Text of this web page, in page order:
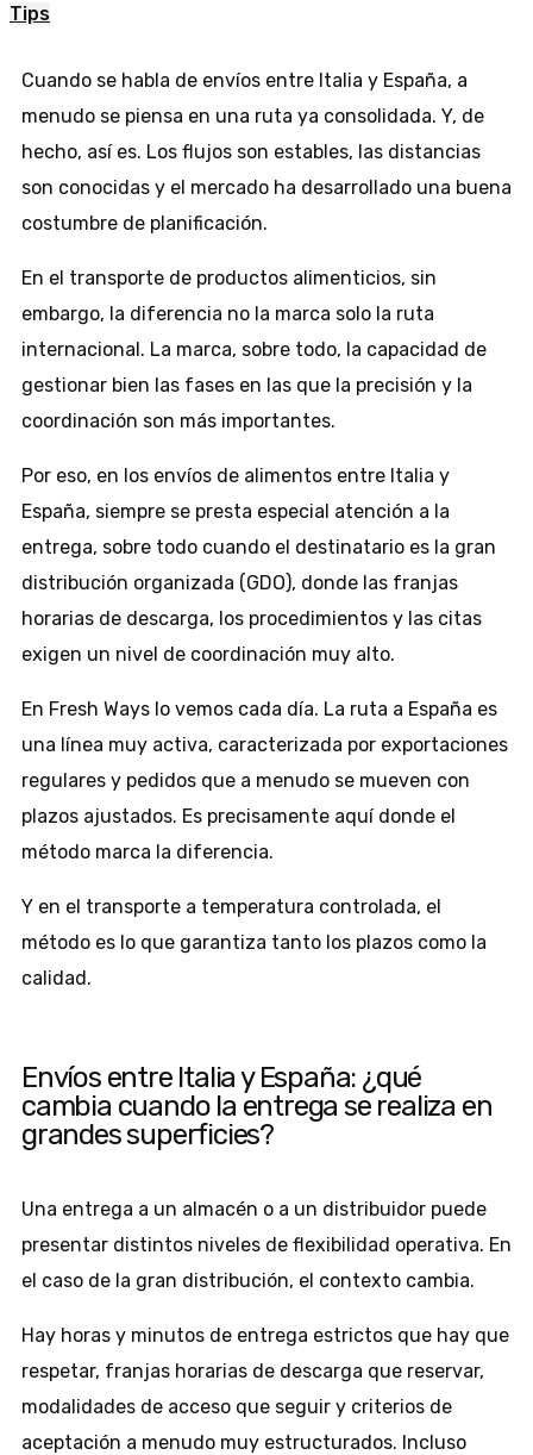
Tips
Cuando se habla de envíos entre Italia y España, a
menudo se piensa en una ruta ya consolidada. Y, de
hecho, así es. Los flujos son estables, las distancias
son conocidas y el mercado ha desarrollado una buena
costumbre de planificación.
En el transporte de productos alimenticios, sin
embargo, la diferencia no la marca solo la ruta
internacional. La marca, sobre todo, la capacidad de
gestionar bien las fases en las que la precisión y la
coordinación son más importantes.
Por eso, en los envíos de alimentos entre Italia y
España, siempre se presta especial atención a la
entrega, sobre todo cuando el destinatario es la gran
distribución organizada (GDO), donde las franjas
horarias de descarga, los procedimientos y las citas
exigen un nivel de coordinación muy alto.
En Fresh Ways lo vemos cada día. La ruta a España es
una línea muy activa, caracterizada por exportaciones
regulares y pedidos que a menudo se mueven con
plazos ajustados. Es precisamente aquí donde el
método marca la diferencia.
Y en el transporte a temperatura controlada, el
método es lo que garantiza tanto los plazos como la
calidad.
Envíos entre Italia y España: ¿qué
cambia cuando la entrega se realiza en
grandes superficies?
Una entrega a un almacén o a un distribuidor puede
presentar distintos niveles de flexibilidad operativa. En
el caso de la gran distribución, el contexto cambia.
Hay horas y minutos de entrega estrictos que hay que
respetar, franjas horarias de descarga que reservar,
modalidades de acceso que seguir y criterios de
aceptación a menudo muy estructurados. Incluso